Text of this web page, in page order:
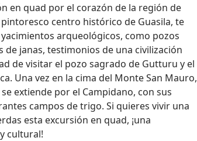
en quad por el corazón de la región de
centro histórico de Guasila, te
arqueológicos, como pozos
janas, testimonios de una civilización
de visitar el pozo sagrado de Gutturu y el
Una vez en la cima del Monte San Mauro,
extiende por el Campidano, con sus
campos de trigo. Si quieres vivir una
esta excursión en quad, ¡una
cultural!